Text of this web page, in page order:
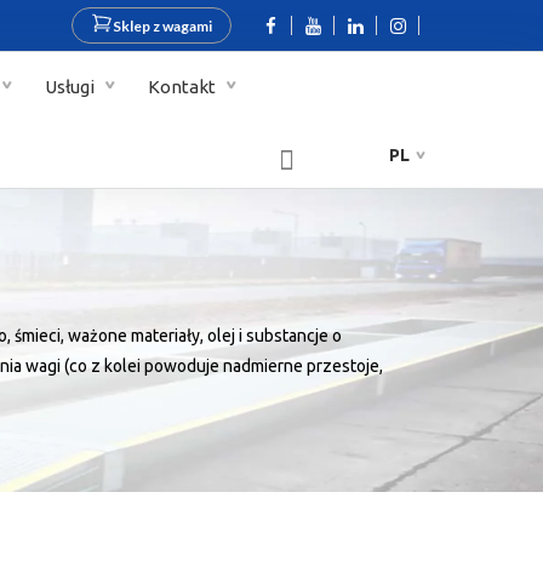
Sklep z wagami
Usługi Kontakt
PL
ważone materiały, olej i substancje o
wagi (co z kolei powoduje nadmierne przestoje,